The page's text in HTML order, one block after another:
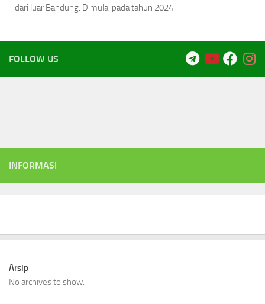
dari luar Bandung. Dimulai pada tahun 2024
FOLLOW US
INFORMASI
Arsip
No archives to show.